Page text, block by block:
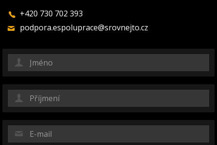
+420 730 702 393
podpora.espoluprace@srovnejto.cz